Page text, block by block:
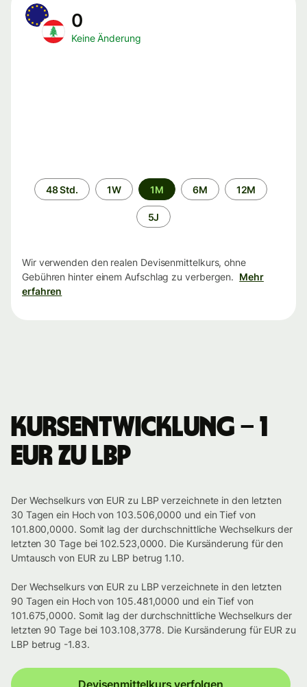
0
Keine Änderung
Zeitraum
48 Std. 1W 1M 6M 12M
5J
Wir verwenden den realen Devisenmittelkurs, ohne
Gebühren hinter einem Aufschlag zu verbergen. Mehr
erfahren
Kursentwicklung – 1
EUR zu LBP
Der Wechselkurs von EUR zu LBP verzeichnete in den letzten
30 Tagen ein Hoch von 103.506,0000 und ein Tief von
101.800,0000. Somit lag der durchschnittliche Wechselkurs der
letzten 30 Tage bei 102.523,0000. Die Kursänderung für den
Umtausch von EUR zu LBP betrug 1.10.
Der Wechselkurs von EUR zu LBP verzeichnete in den letzten
90 Tagen ein Hoch von 105.481,0000 und ein Tief von
101.675,0000. Somit lag der durchschnittliche Wechselkurs der
letzten 90 Tage bei 103.108,3778. Die Kursänderung für EUR zu
LBP betrug -1.83.